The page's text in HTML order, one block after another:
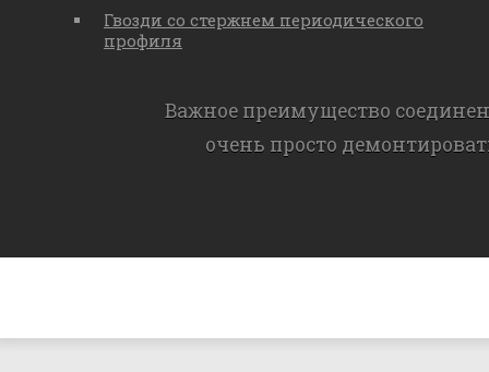
Гвозди со стержнем периодического
профиля
Важное преимущество
очень просто